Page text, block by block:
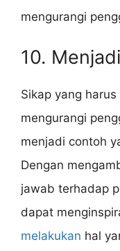
mengurangi
10.
Sikap yang
mengurangi
menjadi contoh
Dengan
jawab terhadap
dapat
melakukan hal